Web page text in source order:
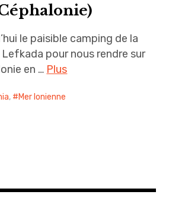
le paisible camping de la
pour nous rendre sur
en … Plus
, Mer Ionienne